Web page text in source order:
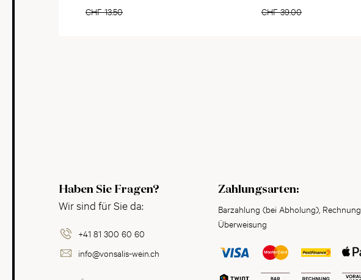
CHF 13.50 CHF 39.00
Haben Sie Fragen?
Wir sind für Sie da:
+41 81 300 60 60
info@vonsalis-wein.ch
Zahlungsarten:
Barzahlung (bei Abholung), Rechnung,
Überweisung